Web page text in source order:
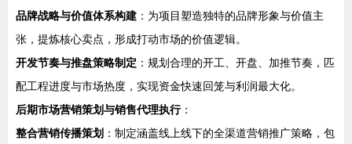
品牌战略与价值体系构建 ：为项目塑造独特的品牌形象与价值主
张，提炼核心卖点，形成打动市场的价值逻辑。
开发节奏与推盘策略制定 ：规划合理的开工、开盘、加推节奏，匹
配工程进度与市场热度，实现资金快速回笼与利润最大化。
后期市场营销策划与销售代理执行：
整合营销传播策划 ：制定涵盖线上线下的全渠道营销推广策略，包